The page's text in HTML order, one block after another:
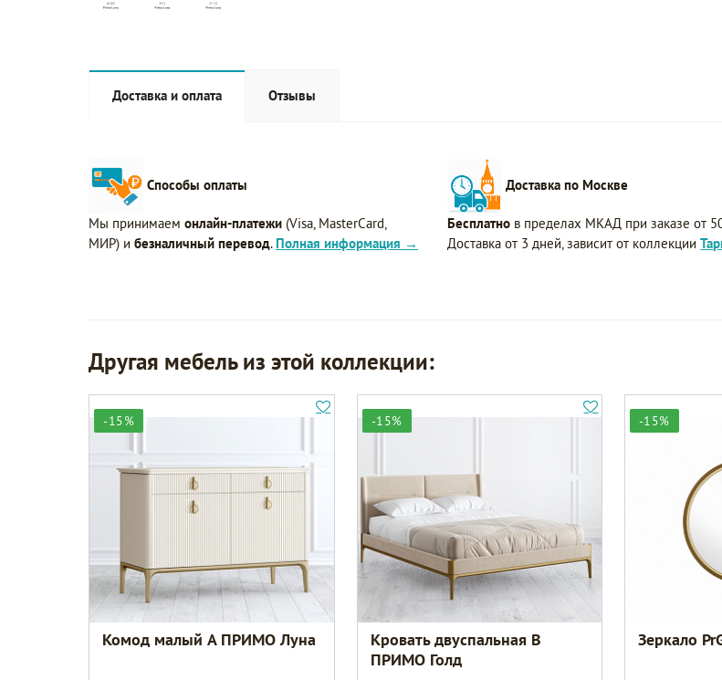
Доставка и оплата Отзывы
Способы оплаты
Мы принимаем онлайн-платежи (Visa, MasterCard,
МИР) и безналичный перевод. Полная информация →
Доставка по Москве
Бесплатно в пределах МКАД при заказе от
Доставка от 3 дней, зависит от коллекции
Другая мебель из этой коллекции:
-15%
Комод малый A ПРИМО Луна
-15%
Кровать двуспальная B
ПРИМО Голд
-15%
Зеркало